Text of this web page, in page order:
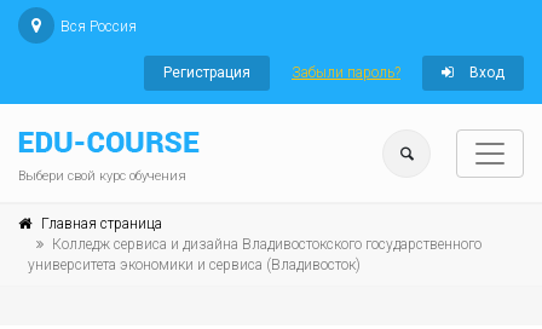
Вся Россия
Регистрация Забыли пароль? Вход
Выбери свой курс обучения
Главная страница
Колледж сервиса и дизайна Владивостокского государственного
университета экономики и сервиса (Владивосток)